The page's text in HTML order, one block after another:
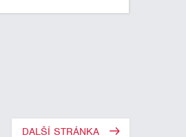
DALŠÍ STRÁNKA